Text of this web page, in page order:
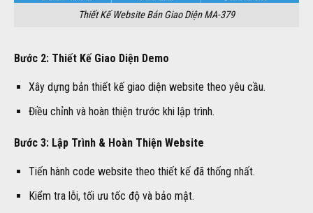
Thiết Kế Website Bán Giao Diện MA-379
Bước 2: Thiết Kế Giao Diện Demo
Xây dựng bản thiết kế giao diện website theo yêu cầu.
Điều chỉnh và hoàn thiện trước khi lập trình.
Bước 3: Lập Trình & Hoàn Thiện Website
Tiến hành code website theo thiết kế đã thống nhất.
Kiểm tra lỗi, tối ưu tốc độ và bảo mật.